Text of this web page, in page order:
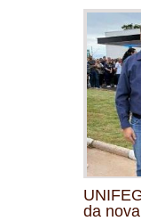
da